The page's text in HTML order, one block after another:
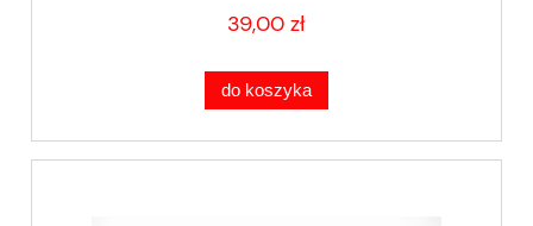
39,00 zł
do koszyka